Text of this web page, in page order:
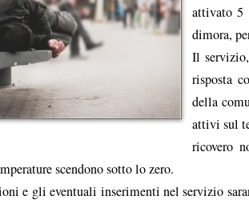
attivato 5
dimora,
Il
risposta
della
attivi sul
ricovero
scendono sotto lo zero.
e gli eventuali inserimenti nel servizio